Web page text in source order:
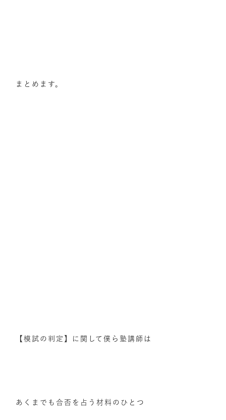
まとめます。
【模試の判定】に関して僕ら塾講師は
あくまでも合否を占う材料のひとつ